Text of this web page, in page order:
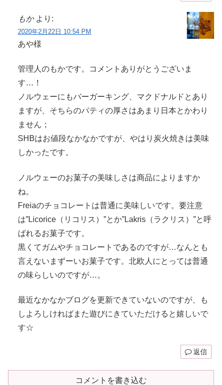
もか より:
2020年2月22日 10:54 PM
あや様
管理人のもかです。コメントありがとうございま
す…！
ノルウェーにもバーガーキング、マクドナルドとあり
ますが、そちらのパティの厚さはあまり日本とかわり
ません；
SHBはお値段なかなかですが、やはり炭火焼きは美味
しかったです。
ノルウェーのお菓子の美味しさは商品によりますか
ね。
Freiaのチョコレートは普通に美味しいです。要注意
は”Licorice（リコリス）”とか”Lakris（ラクリス）”と呼
ばれるお菓子です。
黒くてガムやチョコレートであるのですが…なんとも
言えないまずーいお菓子です。北欧人にとっては普通
の味らしいのですが…。
最近なかなかブログを更新できていないのですが、も
しよろしければまた遊びにきていただけると嬉しいで
す☆
返信
コメントを書き込む